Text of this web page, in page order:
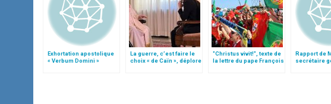
Exhortation apostolique
« Verbum Domini »
La guerre, c’est faire le
choix « de Caïn », déplore
"Christus vivit!", texte de
la lettre du pape François
Rapport de
secrétaire